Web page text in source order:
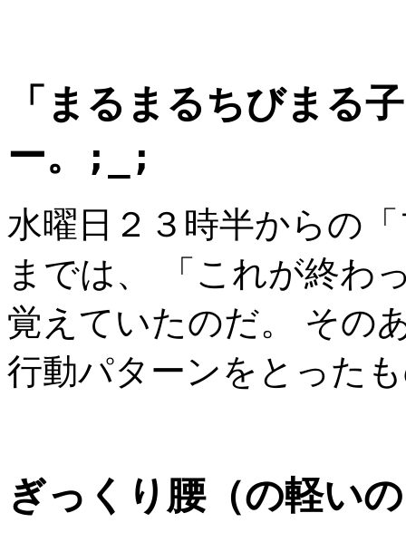
「まるまるちびまる
ー。
;_;
水曜日２３時半からの
までは、 「これが終わ
覚えていたのだ。 その
行動パターンをとった
ぎっくり腰（の軽い